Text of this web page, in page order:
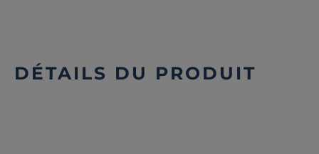
DÉTAILS DU PRODUIT